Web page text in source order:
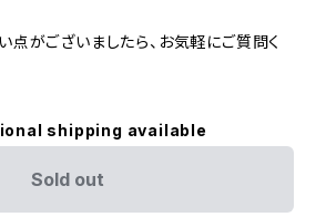
点がございましたら、お気軽にご質問く
shipping available
Sold out